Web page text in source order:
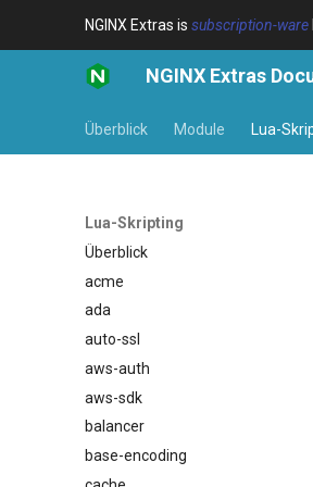
NGINX Extras is subscription-ware
NGINX Extras
Überblick Module Lua-
Lua-Skripting
Überblick
acme
ada
auto-ssl
aws-auth
aws-sdk
balancer
base-encoding